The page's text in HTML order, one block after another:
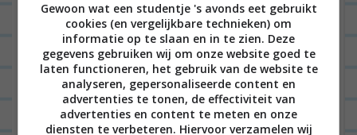
SYLVIA 19/01/2014 op 14:21
Het ziet er ondanks de tegenvallende
banaan toch errug goed uit! 😉
BEANTWOORDEN
Gewoon wat een studentje 's avonds eet gebruikt
cookies (en vergelijkbare technieken) om
informatie op te slaan en in te zien. Deze
gegevens gebruiken wij om onze website goed te
laten functioneren, het gebruik van de website te
analyseren, gepersonaliseerde content en
advertenties te tonen, de effectiviteit van
advertenties en content te meten en onze
diensten te verbeteren. Hiervoor verzamelen wij